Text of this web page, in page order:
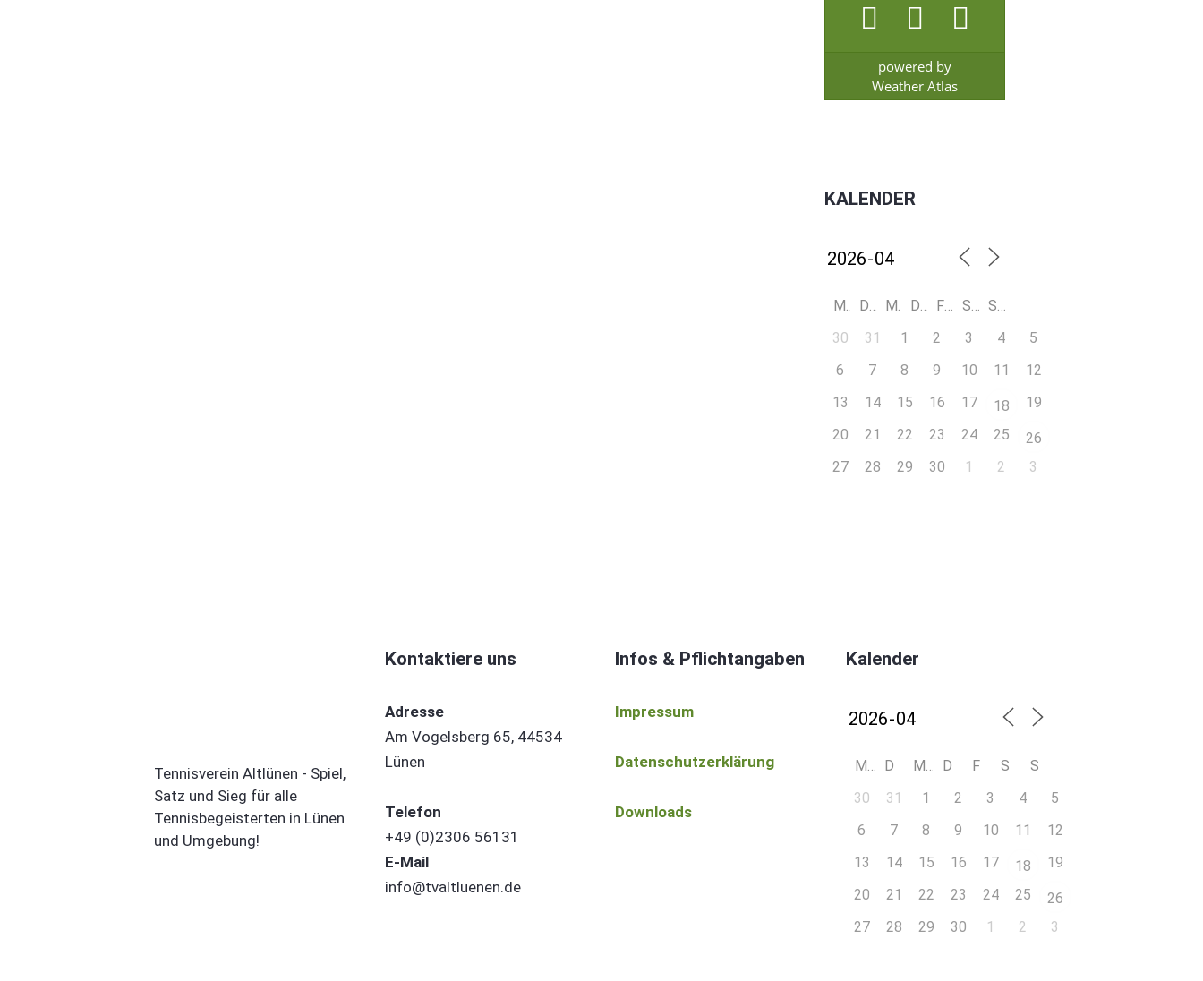
powered by
Weather Atlas
KALENDER
M D M D F S
S
30
31 1 2 3 4
5
6
7 8 9 10 11
12
13
14 15 16 17 18
19
20
21 22 23 24 25
26
27
28 29 30 1 2 3
Tennisverein Altlünen - Spiel,
Satz und Sieg für alle
Tennisbegeisterten in Lünen
und Umgebung!
Kontaktiere uns
Adresse
Am Vogelsberg 65, 44534
Lünen
Telefon
+49 (0)2306 56131
E-Mail
info@tvaltluenen.de
Infos & Pflichtangaben
Impressum
Datenschutzerklärung
Downloads
Kalender
M D M D F S
S
30
31 1 2 3 4
5
6
7 8 9 10 11
12
13
14 15 16 17 18
19
20
21 22 23 24 25
26
27
28 29 30 1 2 3